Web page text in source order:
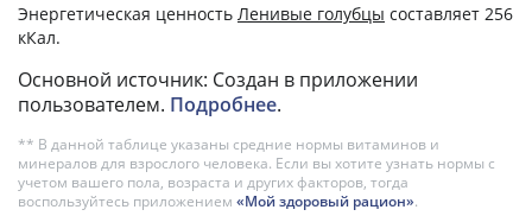
Энергетическая ценность Ленивые голубцы составляет 256
кКал.
Основной источник: Создан в приложении
пользователем. Подробнее.
** В данной таблице указаны средние нормы витаминов и
минералов для взрослого человека. Если вы хотите узнать нормы с
учетом вашего пола, возраста и других факторов, тогда
воспользуйтесь приложением «Мой здоровый рацион».